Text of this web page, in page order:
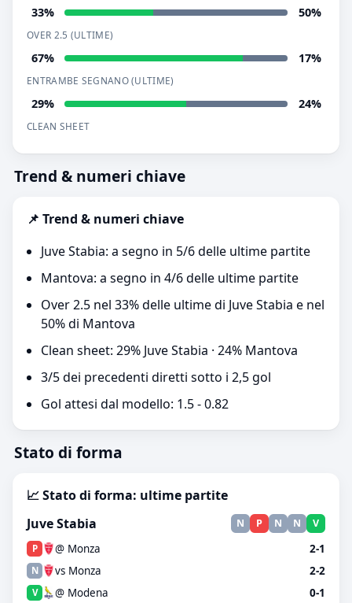
33% 50%
OVER 2.5 (ULTIME)
67% 17%
ENTRAMBE SEGNANO (ULTIME)
29% 24%
CLEAN SHEET
Trend & numeri chiave
📌 Trend & numeri chiave
Juve Stabia: a segno in 5/6 delle ultime partite
Mantova: a segno in 4/6 delle ultime partite
Over 2.5 nel 33% delle ultime di Juve Stabia e nel
50% di Mantova
Clean sheet: 29% Juve Stabia · 24% Mantova
3/5 dei precedenti diretti sotto i 2,5 gol
Gol attesi dal modello: 1.5 - 0.82
Stato di forma
📈 Stato di forma: ultime partite
Juve Stabia
N P N N V
P @ Monza 2-1
N vs Monza 2-2
V @ Modena 0-1